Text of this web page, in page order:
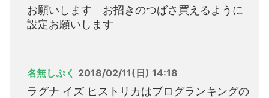
お願いします お招きのつばさ買えるように
設定お願いします
名無しぷく 2018/02/11(日) 14:18
ラグナ イズ ヒストリカはブログランキングの